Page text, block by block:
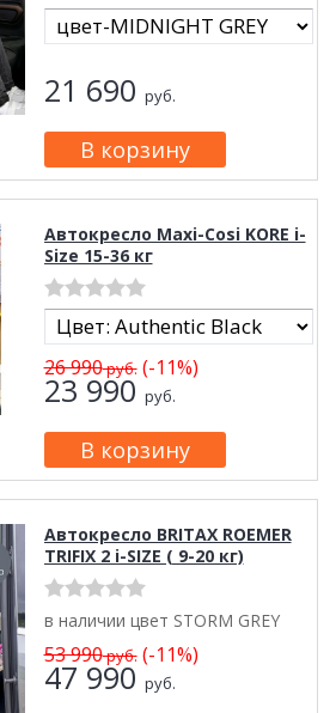
21 690 руб.
Автокресло Maxi-Cosi KORE i-
Size 15-36 кг
26 990руб.(-11%)
23 990руб.
Автокресло BRITAX ROEMER
TRIFIX 2 i-SIZE ( 9-20 кг)
в наличии цвет STORM GREY
53 990руб.(-11%)
47 990руб.